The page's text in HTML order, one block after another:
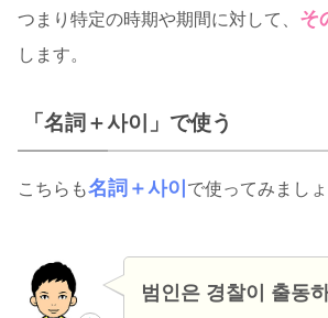
つまり特定の時期や期間に対して、 そ
します。
「名詞＋사이」で使う
こちらも名詞＋사이 で使ってみましょ
범인은 경찰이 출동